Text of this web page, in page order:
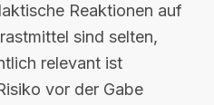
Reaktionen auf
sind selten,
relevant ist
vor der Gabe